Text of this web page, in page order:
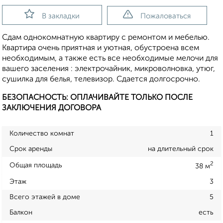
В закладки Пожаловаться
Сдам однокомнатную квартиру с ремонтом и мебелью.
Квартира очень приятная и уютная, обустроена всем
необходимым, а также есть все необходимые мелочи для
вашего заселения : электрочайник, микроволновка, утюг,
сушилка для белья, телевизор. Сдается долгосрочно.
БЕЗОПАСНОСТЬ: ОПЛАЧИВАЙТЕ ТОЛЬКО ПОСЛЕ
ЗАКЛЮЧЕНИЯ ДОГОВОРА
Количество комнат 1
Срок аренды на длительный срок
Общая площадь 38 м2
Этаж 3
Всего этажей в доме 5
Балкон есть